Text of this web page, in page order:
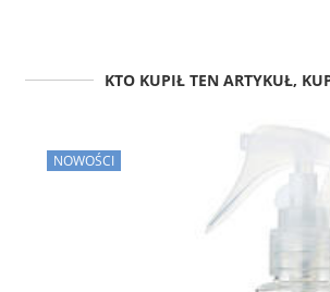
KTO KUPIŁ TEN ARTYKUŁ,
NOWOŚCI